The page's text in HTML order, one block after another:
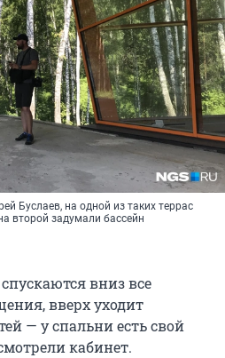
Буслаев, на одной из таких террас
второй задумали бассейн
вниз все
вверх уходит
— у спальни есть свой
кабинет.